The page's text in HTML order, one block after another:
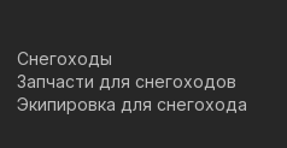
Снегоходы
Запчасти для снегоходов
Экипировка для снегохода